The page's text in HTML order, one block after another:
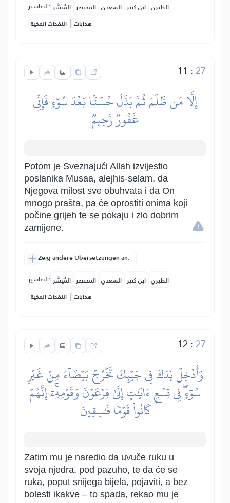
التفاسير: المُيسَّر المختصر السعدي ابن كثير الطبري
النفحات المكية | هدايات
11 : 27
إِلَّا مَن ظَلَمَ ثُمَّ بَدَّلَ حُسۡنَۢا بَعۡدَ سُوٓءٖ فَإِنِّي
غَفُورٞ رَّحِيمٞ
Potom je Sveznajući Allah izvijestio
poslanika Musaa, alejhis-selam, da
Njegova milost sve obuhvata i da On
mnogo prašta, pa će oprostiti onima koji
počine grijeh te se pokaju i zlo dobrim
zamijene.
Zeig andere Übersetzungen an.
التفاسير: المُيسَّر المختصر السعدي ابن كثير الطبري
النفحات المكية | هدايات
12 : 27
وَأَدۡخِلۡ يَدَكَ فِي جَيۡبِكَ تَخۡرُجۡ بَيۡضَآءَ مِنۡ غَيۡرِ
سُوٓءٖۖ فِي تِسۡعِ ءَايَٰتٍ إِلَىٰ فِرۡعَوۡنَ وَقَوۡمِهِۦٓۚ إِنَّهُمۡ
كَانُواْ قَوۡمٗا فَٰسِقِينَ
Zatim mu je naredio da uvuče ruku u
svoja njedra, pod pazuho, te da će se
ruka, poput snijega bijela, pojaviti, a bez
bolesti ikakve – to spada, rekao mu je